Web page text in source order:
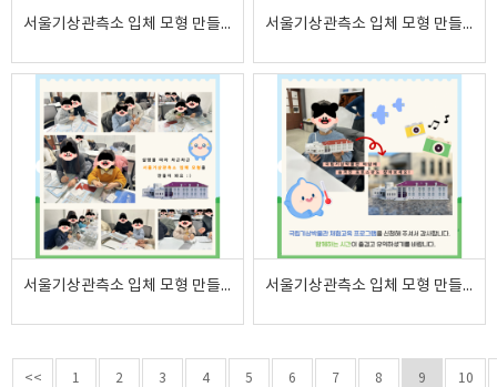
서울기상관측소 입체 모형 만들기 2025.02.15. 서울기상관측소 입체 모형 만들기 2025.02.12.
서울기상관측소 입체 모형 만들기 2025.02.12. 서울기상관측소 입체 모형 만들기 2025.02.12.
<< 1 2 3 4 5 6 7 8 9 10